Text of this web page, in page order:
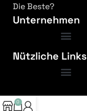
Die Beste?
Unternehmen
Nützliche Links
0